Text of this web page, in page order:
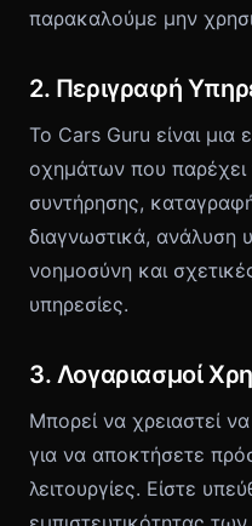
παρακαλούμε μην
2. Περιγραφή
Το Cars Guru είναι μια
οχημάτων που
συντήρησης,
διαγνωστικά, ανάλυση
νοημοσύνη και
υπηρεσίες.
3. Λογαριασμοί
Μπορεί να χρειαστεί
για να αποκτήσετε
λειτουργίες. Είστε